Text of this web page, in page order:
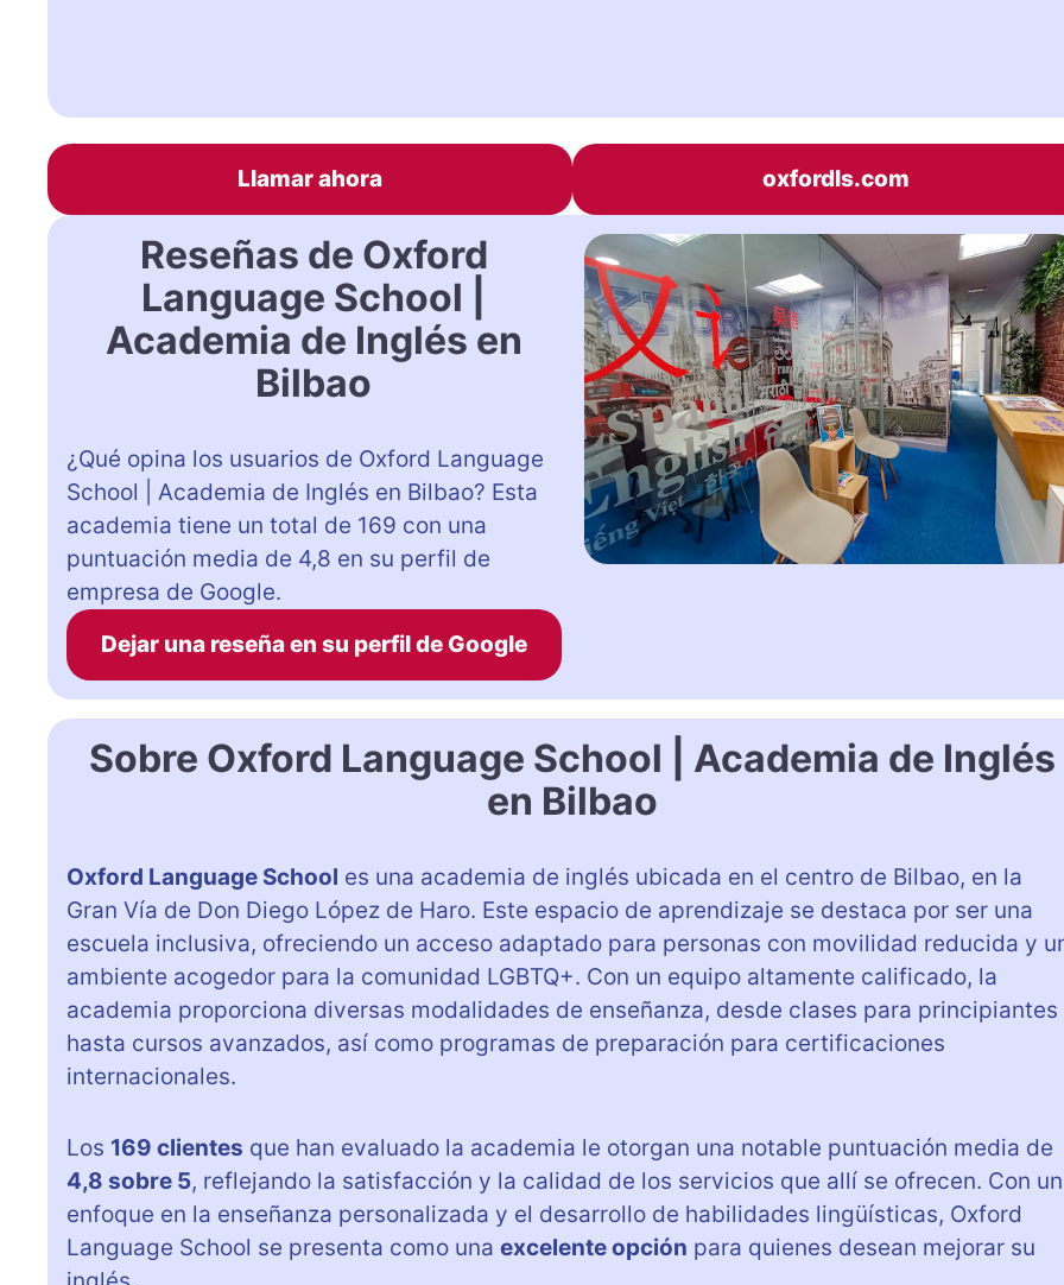
Llamar ahora oxfordls.com
Reseñas de Oxford
Language School |
Academia de Inglés en
Bilbao
¿Qué opina los usuarios de Oxford Language
School | Academia de Inglés en Bilbao? Esta
academia tiene un total de 169 con una
puntuación media de 4,8 en su perfil de
empresa de Google.
Dejar una reseña en su perfil de Google
Sobre Oxford Language School | Academia de Inglés
en Bilbao
Oxford Language School es una academia de inglés ubicada en el centro de Bilbao, en la
Gran Vía de Don Diego López de Haro. Este espacio de aprendizaje se destaca por ser una
escuela inclusiva, ofreciendo un acceso adaptado para personas con movilidad reducida y
ambiente acogedor para la comunidad LGBTQ+. Con un equipo altamente calificado, la
academia proporciona diversas modalidades de enseñanza, desde clases para principiantes
hasta cursos avanzados, así como programas de preparación para certificaciones
internacionales.
Los 169 clientes que han evaluado la academia le otorgan una notable puntuación media de
4,8 sobre 5, reflejando la satisfacción y la calidad de los servicios que allí se ofrecen. Con un
enfoque en la enseñanza personalizada y el desarrollo de habilidades lingüísticas, Oxford
Language School se presenta como una excelente opción para quienes desean mejorar su